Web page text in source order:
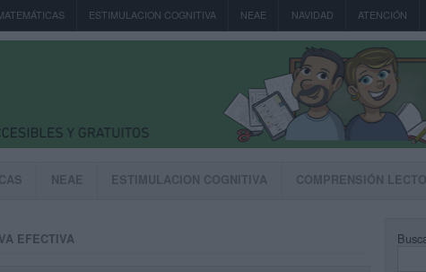
ESTIMULACION COGNITIVA NEAE NAVIDAD ATENCIÓN
NEAE ESTIMULACION COGNITIVA COMPRENSIÓN
EFECTIVA